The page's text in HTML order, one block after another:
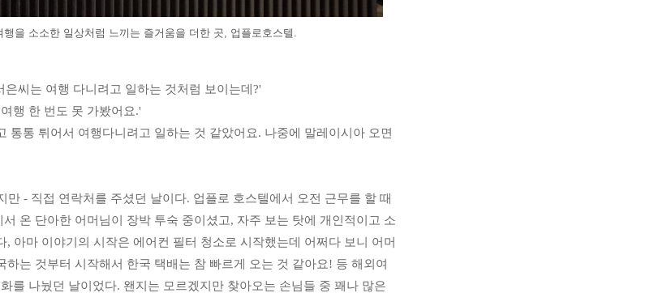
을 소소한 일상처럼 느끼는 즐거움을 더한 곳, 업플로호스텔.
씨는 여행 다니려고 일하는 것처럼 보이는데?'
행 한 번도 못 가봤어요.'
통통 튀어서 여행다니려고 일하는 것 같았어요. 나중에 말레이시아 오면
만 - 직접 연락처를 주셨던 날이다. 업플로 호스텔에서 오전 근무를 할 때
온 단아한 어머님이 장박 투숙 중이셨고, 자주 보는 탓에 개인적이고 소
, 아마 이야기의 시작은 에어컨 필터 청소로 시작했는데 어쩌다 보니 어머
하는 것부터 시작해서 한국 택배는 참 빠르게 오는 것 같아요! 등 해외여
를 나눴던 날이었다. 왠지는 모르겠지만 찾아오는 손님들 중 꽤나 많은